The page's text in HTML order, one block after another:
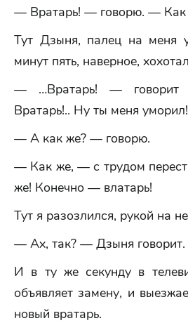
— Вратарь! — говорю. — Как
Тут Дзыня, палец на меня
минут пять, наверное,
— …Вратарь! — говорит
Вратарь!.. Ну ты меня уморил!
— А как же? — говорю.
— Как же, — с трудом
же! Конечно — влатарь!
Тут я разозлился, рукой на
— Ах, так? — Дзыня
И в ту же секунду в
объявляет замену, и
новый вратарь.